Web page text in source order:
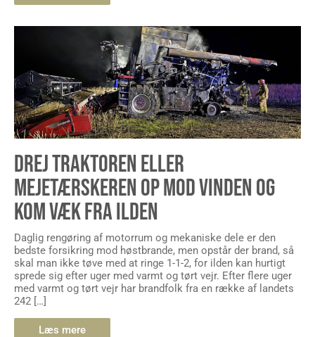
DREJ TRAKTOREN ELLER
MEJETÆRSKEREN OP MOD VINDEN OG
KOM VÆK FRA ILDEN
Daglig rengøring af motorrum og mekaniske dele er den
bedste forsikring mod høstbrande, men opstår der brand, så
skal man ikke tøve med at ringe 1-1-2, for ilden kan hurtigt
sprede sig efter uger med varmt og tørt vejr. Efter flere uger
med varmt og tørt vejr har brandfolk fra en række af landets
242 […]
Læs mere